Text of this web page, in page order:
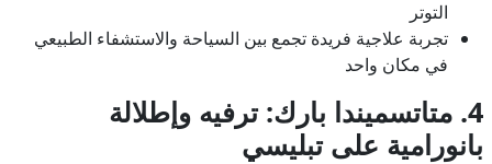
التوتر
تجربة علاجية فريدة تجمع بين السياحة والاستشفاء الطبيعي
في مكان واحد
4. متاتسميندا بارك: ترفيه وإطلالة
بانورامية على تبليسي